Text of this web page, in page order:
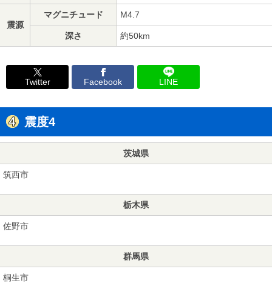
震源
マグニチュード M4.7
深さ 約50km
Twitter Facebook LINE
震度4
茨城県
筑西市
栃木県
佐野市
群馬県
桐生市